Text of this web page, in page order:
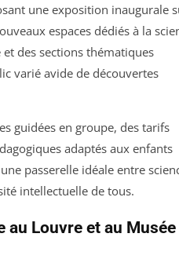
une exposition inaugurale
espaces dédiés à la
des sections thématiques
varié avide de découvertes
guidées en groupe, des tarifs
adaptés aux enfants
passerelle idéale entre
intellectuelle de tous.
Louvre et au Musée